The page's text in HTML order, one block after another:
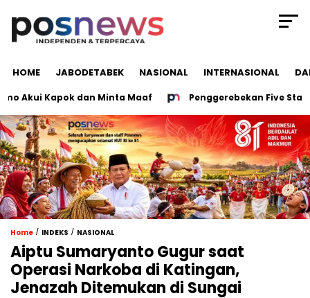
HOME JABODETABEK NASIONAL INTERNASIONAL
Kapok dan Minta Maaf Penggerebekan Five Stars
Home / INDEKS / NASIONAL
Aiptu Sumaryanto Gugur saat
Operasi Narkoba di Katingan,
Jenazah Ditemukan di Sungai